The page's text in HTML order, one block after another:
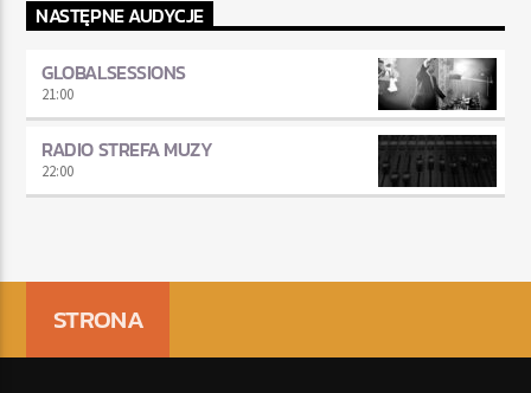
NASTĘPNE AUDYCJE
GLOBALSESSIONS
21:00
RADIO STREFA MUZY
22:00
STRONA